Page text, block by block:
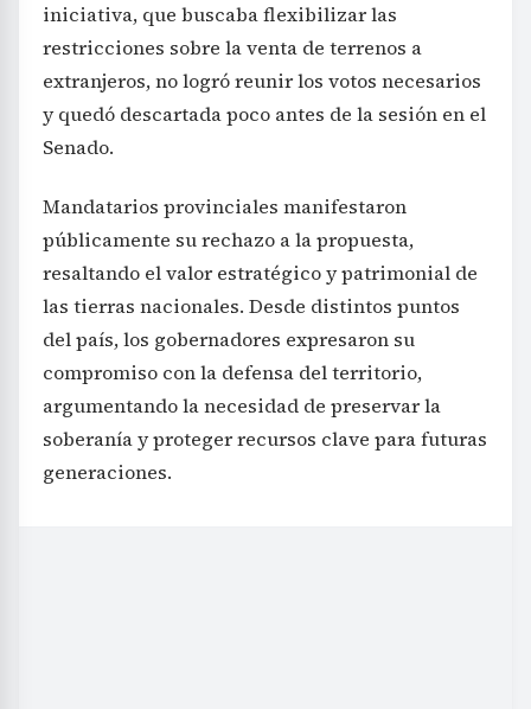
iniciativa, que buscaba flexibilizar las
restricciones sobre la venta de terrenos a
extranjeros, no logró reunir los votos necesarios
y quedó descartada poco antes de la sesión en el
Senado.
Mandatarios provinciales manifestaron
públicamente su rechazo a la propuesta,
resaltando el valor estratégico y patrimonial de
las tierras nacionales. Desde distintos puntos
del país, los gobernadores expresaron su
compromiso con la defensa del territorio,
argumentando la necesidad de preservar la
soberanía y proteger recursos clave para futuras
generaciones.